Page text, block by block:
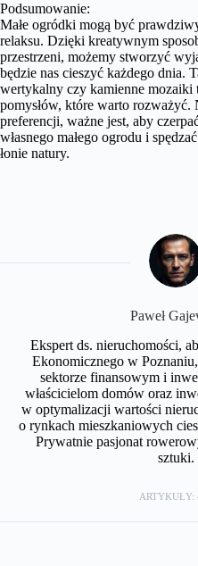
Podsumowanie:
Małe ogródki mogą być
relaksu. Dzięki kreatywnym
przestrzeni, możemy stworzyć
będzie nas cieszyć każdego dnia.
wertykalny czy kamienne mozaiki
pomysłów, które warto rozważyć.
preferencji, ważne jest, aby
własnego małego ogrodu i
łonie natury.
Paweł
Ekspert ds. nieruchomości,
Ekonomicznego w
sektorze finansowym i
właścicielom domów oraz
w optymalizacji wartości
o rynkach mieszkaniowych
Prywatnie pasjonat
sztuki.
ARTYKUŁY: